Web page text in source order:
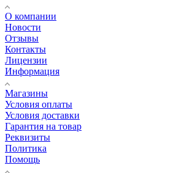
О компании
Новости
Отзывы
Контакты
Лицензии
Информация
Магазины
Условия оплаты
Условия доставки
Гарантия на товар
Реквизиты
Политика
Помощь